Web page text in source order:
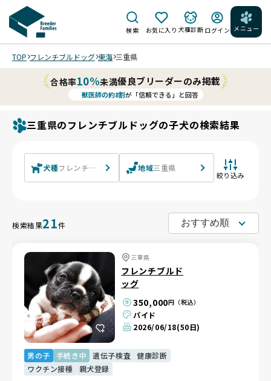
検索 お気に入り 犬種診断 ログイン メニュー
TOP フレンチブルドッグ 東海 三重県
合格率10%未満優良ブリーダーのみ掲載
獣医師の約8割が「信頼できる」と回答
三重県のフレンチブルドッグの子犬の検索結果
犬種フレンチブルドッグ 地域三重県
絞り込み
検索結果21件
三重県
フレンチブルド
ッグ
350,000円（税込）
パイド
2026/06/18(50日)
男の子 手続き中 遺伝子検査
健康診断
ワクチン接種
親犬登録